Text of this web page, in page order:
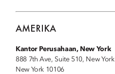
AMERIKA
Kantor Perusahaan, New York
888 7th Ave, Suite 510, New York
New York 10106